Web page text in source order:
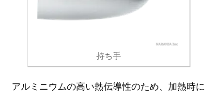
持ち手
アルミニウムの高い熱伝導性のため、加熱時に